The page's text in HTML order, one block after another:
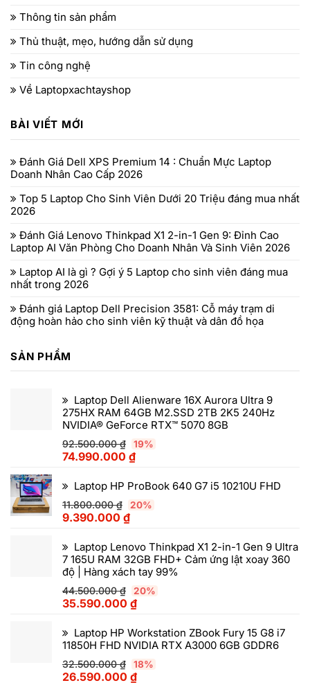
Thông tin sản phẩm
Thủ thuật, mẹo, hướng dẫn sử dụng
Tin công nghệ
Về Laptopxachtayshop
BÀI VIẾT MỚI
Đánh Giá Dell XPS Premium 14 : Chuẩn Mực Laptop
Doanh Nhân Cao Cấp 2026
Top 5 Laptop Cho Sinh Viên Dưới 20 Triệu đáng mua nhất
2026
Đánh Giá Lenovo Thinkpad X1 2-in-1 Gen 9: Đỉnh Cao
Laptop AI Văn Phòng Cho Doanh Nhân Và Sinh Viên 2026
Laptop AI là gì ? Gợi ý 5 Laptop cho sinh viên đáng mua
nhất trong 2026
Đánh giá Laptop Dell Precision 3581: Cỗ máy trạm di
động hoàn hảo cho sinh viên kỹ thuật và dân đồ họa
SẢN PHẨM
Laptop Dell Alienware 16X Aurora Ultra 9
275HX RAM 64GB M2.SSD 2TB 2K5 240Hz
NVIDIA® GeForce RTX™ 5070 8GB
92.500.000₫ 19%
74.990.000 ₫
Laptop HP ProBook 640 G7 i5 10210U FHD
11.800.000₫ 20%
9.390.000 ₫
Laptop Lenovo Thinkpad X1 2-in-1 Gen 9 Ultra
7 165U RAM 32GB FHD+ Cảm ứng lật xoay 360
độ | Hàng xách tay 99%
44.500.000₫ 20%
35.590.000 ₫
Laptop HP Workstation ZBook Fury 15 G8 i7
11850H FHD NVIDIA RTX A3000 6GB GDDR6
32.500.000₫ 18%
26.590.000 ₫